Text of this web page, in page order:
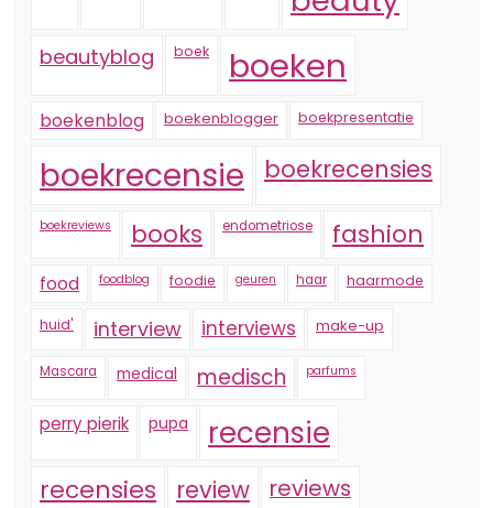
beautyblog boek boeken
boekenblog boekenblogger boekpresentatie
boekrecensie boekrecensies
boekreviews books endometriose fashion
food foodblog foodie geuren haar haarmode
huid' interview interviews make-up
Mascara medical medisch parfums
perry pierik pupa recensie
recensies review reviews